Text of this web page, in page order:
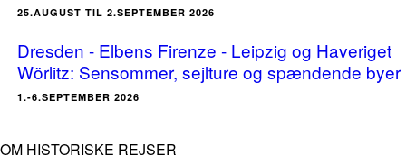
25.AUGUST TIL 2.SEPTEMBER 2026
Dresden - Elbens Firenze - Leipzig og Haveriget
Wörlitz: Sensommer, sejlture og spændende byer
1.-6.SEPTEMBER 2026
OM HISTORISKE REJSER